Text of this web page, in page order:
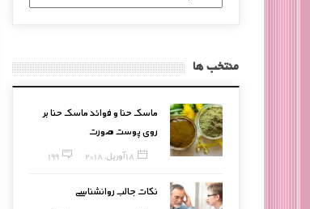
بندی
منتخب ها
ماسک حنا و فوائد ماسک حنا بر
روی پوست صورت
18 آوریل, 2018 199
نکات جالب روانشناسی